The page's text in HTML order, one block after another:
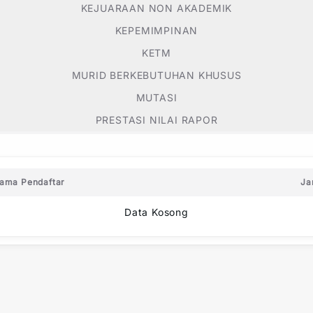
KEJUARAAN NON AKADEMIK
KEPEMIMPINAN
KETM
MURID BERKEBUTUHAN KHUSUS
MUTASI
PRESTASI NILAI RAPOR
Pendaftar
Data Kosong